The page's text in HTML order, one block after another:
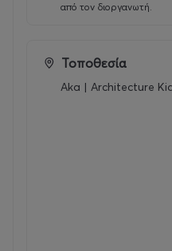
Κυριακή 18 Απριλίου 2027,
Κυριακή 09 Μαΐου 2027,
από τον διοργανωτή.
Τοποθεσία
Aka | Architecture